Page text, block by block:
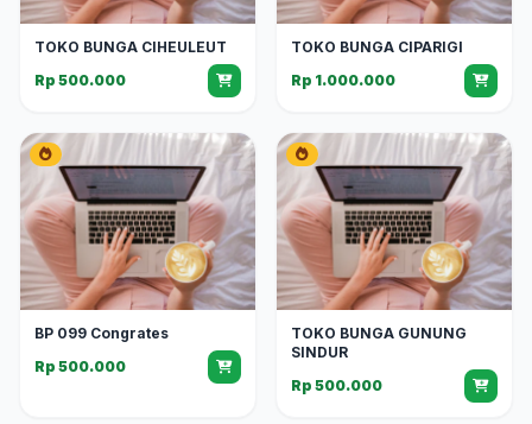
TOKO BUNGA CIHEULEUT
Rp 500.000
TOKO BUNGA CIPARIGI
Rp 1.000.000
BP 099 Congrates
Rp 500.000
TOKO BUNGA GUNUNG
SINDUR
Rp 500.000